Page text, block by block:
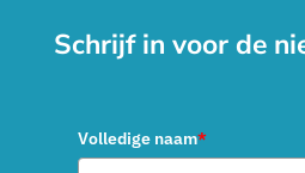
Schrijf in voor de
Volledige naam*